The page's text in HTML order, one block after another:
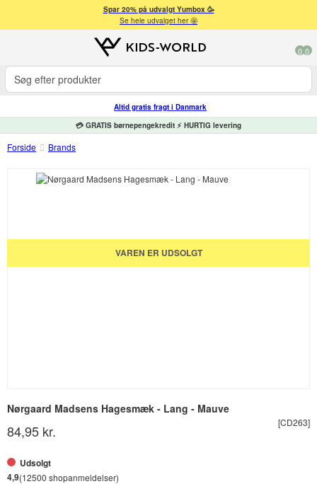
Spar 20% på udvalgt Yumbox 🥳
Se hele udvalget her 🤩
0 0
Altid gratis fragt i Danmark
💳 GRATIS børnepengekredit ⚡ HURTIG levering
Forside Brands
VAREN ER UDSOLGT
Nørgaard Madsens Hagesmæk - Lang - Mauve
[CD263]
84,95 kr.
Udsolgt
4,9(12500 shopanmeldelser)